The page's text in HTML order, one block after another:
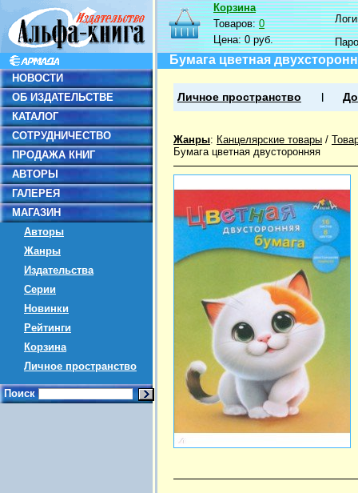
НОВОСТИ
ОБ ИЗДАТЕЛЬСТВЕ
КАТАЛОГ
СОТРУДНИЧЕСТВО
ПРОДАЖА КНИГ
АВТОРЫ
ГАЛЕРЕЯ
МАГАЗИН
Авторы
Жанры
Издательства
Серии
Новинки
Рейтинги
Корзина
Личное пространство
Поиск
Корзина
Товаров:0
Цена:0 руб.
Бумага цветная
Личное пространство
Жанры: Канцелярские товары /
Бумага цветная двусторонняя